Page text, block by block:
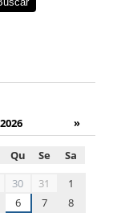
»
Qu Se
Sa
30 31
1
6 7
8